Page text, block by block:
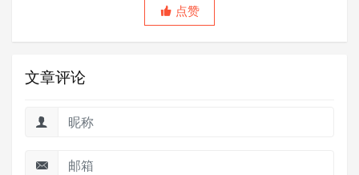
点赞
文章评论